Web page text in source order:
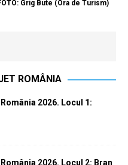
Grig Bute (Ora de Turism)
ROMÂNIA
2026. Locul 1:
2026. Locul 2: Bran